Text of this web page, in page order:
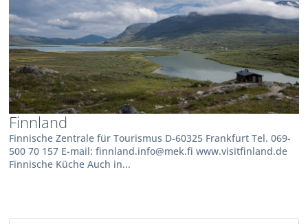
Finnland
Finnische Zentrale für Tourismus D-60325 Frankfurt Tel. 069-
500 70 157 E-mail: finnland.info@mek.fi www.visitfinland.de
Finnische Küche Auch in...